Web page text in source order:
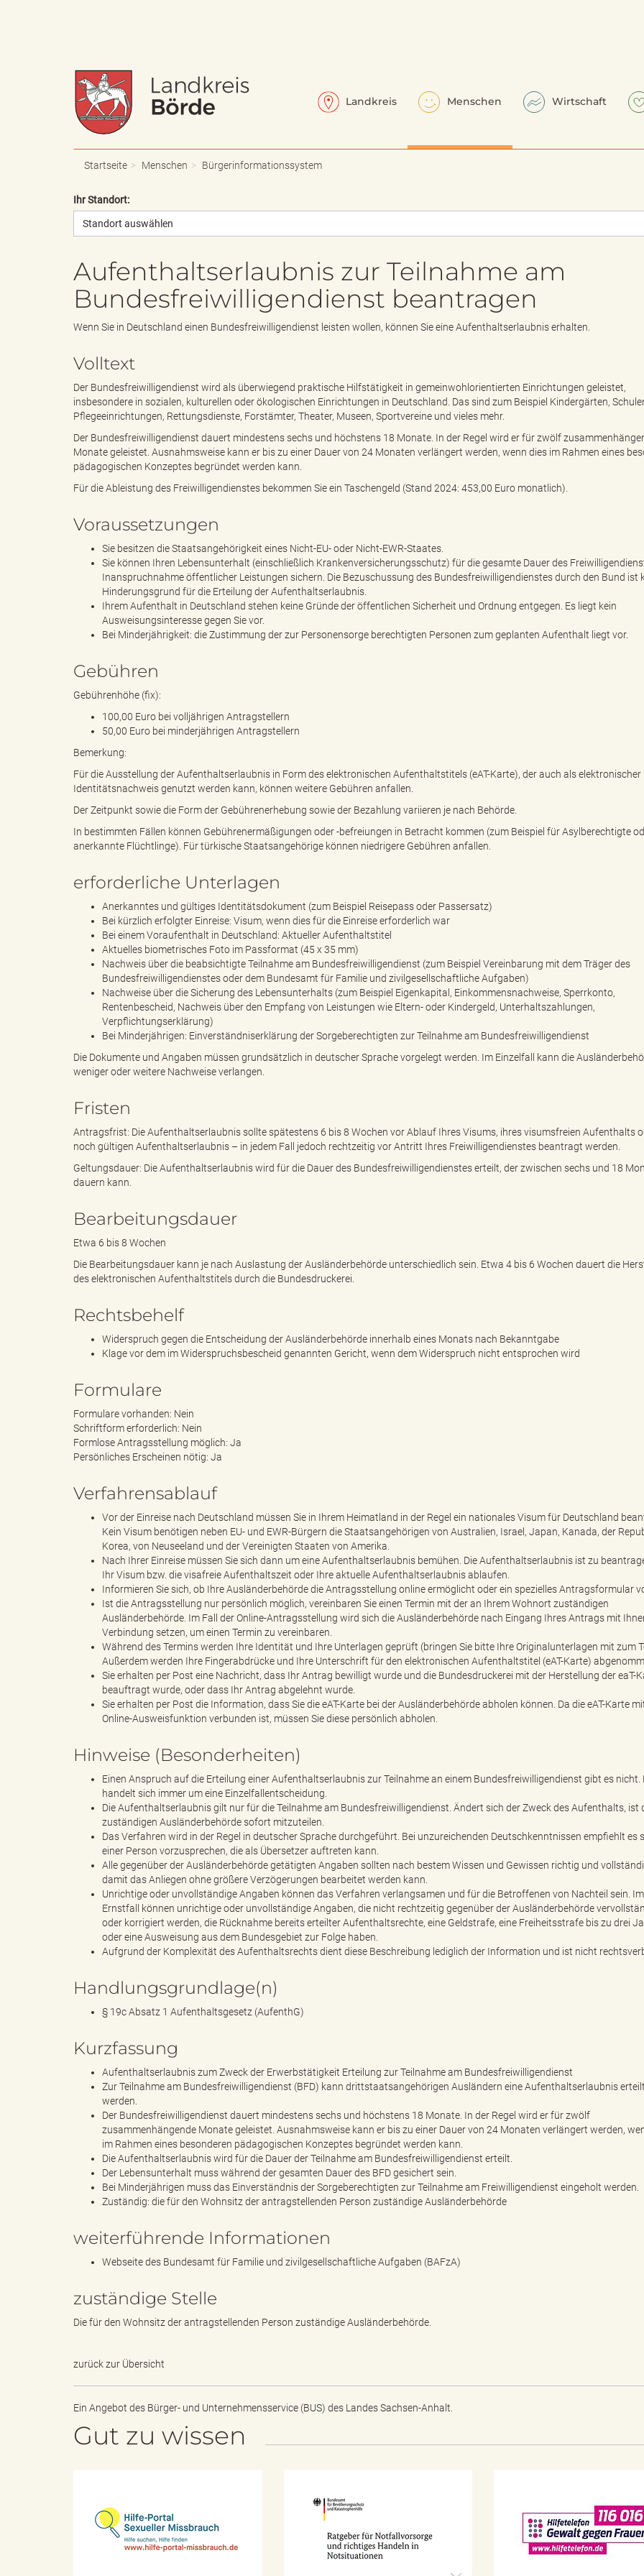
a
p
p
d
e
s
c
r
t
z
u
a
n
r
i
s
r
d
e
.
V
e
r
i
n
k
u
n
Landkreis Menschen Wirtschaft
Startseite Menschen Bürgerinformationssystem
Ihr Standort:
Standort auswählen
Aufenthaltserlaubnis zur Teilnahme am
Bundesfreiwilligendienst beantragen
Wenn Sie in Deutschland einen Bundesfreiwilligendienst leisten wollen, können Sie eine Aufenthaltserlaubnis erhalten.
Volltext
Der Bundesfreiwilligendienst wird als überwiegend praktische Hilfstätigkeit in gemeinwohlorientierten Einrichtungen geleistet,
insbesondere in sozialen, kulturellen oder ökologischen Einrichtungen in Deutschland. Das sind zum Beispiel Kindergärten,
Pflegeeinrichtungen, Rettungsdienste, Forstämter, Theater, Museen, Sportvereine und vieles mehr.
Der Bundesfreiwilligendienst dauert mindestens sechs und höchstens 18 Monate. In der Regel wird er für zwölf
Monate geleistet. Ausnahmsweise kann er bis zu einer Dauer von 24 Monaten verlängert werden, wenn dies im Rahmen eines
pädagogischen Konzeptes begründet werden kann.
Für die Ableistung des Freiwilligendienstes bekommen Sie ein Taschengeld (Stand 2024: 453,00 Euro monatlich).
Voraussetzungen
Sie besitzen die Staatsangehörigkeit eines Nicht-EU- oder Nicht-EWR-Staates.
Sie können Ihren Lebensunterhalt (einschließlich Krankenversicherungsschutz) für die gesamte Dauer des
Inanspruchnahme öffentlicher Leistungen sichern. Die Bezuschussung des Bundesfreiwilligendienstes durch den Bund ist
Hinderungsgrund für die Erteilung der Aufenthaltserlaubnis.
Ihrem Aufenthalt in Deutschland stehen keine Gründe der öffentlichen Sicherheit und Ordnung entgegen. Es liegt kein
Ausweisungsinteresse gegen Sie vor.
Bei Minderjährigkeit: die Zustimmung der zur Personensorge berechtigten Personen zum geplanten Aufenthalt liegt vor.
Gebühren
Gebührenhöhe (fix):
100,00 Euro bei volljährigen Antragstellern
50,00 Euro bei minderjährigen Antragstellern
Bemerkung:
Für die Ausstellung der Aufenthaltserlaubnis in Form des elektronischen Aufenthaltstitels (eAT-Karte), der auch als elektronischer
Identitätsnachweis genutzt werden kann, können weitere Gebühren anfallen.
Der Zeitpunkt sowie die Form der Gebührenerhebung sowie der Bezahlung variieren je nach Behörde.
In bestimmten Fällen können Gebührenermäßigungen oder -befreiungen in Betracht kommen (zum Beispiel für Asylberechtigte
anerkannte Flüchtlinge). Für türkische Staatsangehörige können niedrigere Gebühren anfallen.
erforderliche Unterlagen
Anerkanntes und gültiges Identitätsdokument (zum Beispiel Reisepass oder Passersatz)
Bei kürzlich erfolgter Einreise: Visum, wenn dies für die Einreise erforderlich war
Bei einem Voraufenthalt in Deutschland: Aktueller Aufenthaltstitel
Aktuelles biometrisches Foto im Passformat (45 x 35 mm)
Nachweis über die beabsichtigte Teilnahme am Bundesfreiwilligendienst (zum Beispiel Vereinbarung mit dem Träger des
Bundesfreiwilligendienstes oder dem Bundesamt für Familie und zivilgesellschaftliche Aufgaben)
Nachweise über die Sicherung des Lebensunterhalts (zum Beispiel Eigenkapital, Einkommensnachweise, Sperrkonto,
Rentenbescheid, Nachweis über den Empfang von Leistungen wie Eltern- oder Kindergeld, Unterhaltszahlungen,
Verpflichtungserklärung)
Bei Minderjährigen: Einverständniserklärung der Sorgeberechtigten zur Teilnahme am Bundesfreiwilligendienst
Die Dokumente und Angaben müssen grundsätzlich in deutscher Sprache vorgelegt werden. Im Einzelfall kann die
weniger oder weitere Nachweise verlangen.
Fristen
Antragsfrist: Die Aufenthaltserlaubnis sollte spätestens 6 bis 8 Wochen vor Ablauf Ihres Visums, ihres visumsfreien Aufenthalts
noch gültigen Aufenthaltserlaubnis – in jedem Fall jedoch rechtzeitig vor Antritt Ihres Freiwilligendienstes beantragt werden.
Geltungsdauer: Die Aufenthaltserlaubnis wird für die Dauer des Bundesfreiwilligendienstes erteilt, der zwischen sechs und 18
dauern kann.
Bearbeitungsdauer
Etwa 6 bis 8 Wochen
Die Bearbeitungsdauer kann je nach Auslastung der Ausländerbehörde unterschiedlich sein. Etwa 4 bis 6 Wochen dauert die
des elektronischen Aufenthaltstitels durch die Bundesdruckerei.
Rechtsbehelf
Widerspruch gegen die Entscheidung der Ausländerbehörde innerhalb eines Monats nach Bekanntgabe
Klage vor dem im Widerspruchsbescheid genannten Gericht, wenn dem Widerspruch nicht entsprochen wird
Formulare
Formulare vorhanden: Nein
Schriftform erforderlich: Nein
Formlose Antragsstellung möglich: Ja
Persönliches Erscheinen nötig: Ja
Verfahrensablauf
Vor der Einreise nach Deutschland müssen Sie in Ihrem Heimatland in der Regel ein nationales Visum für Deutschland
Kein Visum benötigen neben EU- und EWR-Bürgern die Staatsangehörigen von Australien, Israel, Japan, Kanada, der
Korea, von Neuseeland und der Vereinigten Staaten von Amerika.
Nach Ihrer Einreise müssen Sie sich dann um eine Aufenthaltserlaubnis bemühen. Die Aufenthaltserlaubnis ist zu
Ihr Visum bzw. die visafreie Aufenthaltszeit oder Ihre aktuelle Aufenthaltserlaubnis ablaufen.
Informieren Sie sich, ob Ihre Ausländerbehörde die Antragsstellung online ermöglicht oder ein spezielles Antragsformular
Ist die Antragsstellung nur persönlich möglich, vereinbaren Sie einen Termin mit der an Ihrem Wohnort zuständigen
Ausländerbehörde. Im Fall der Online-Antragsstellung wird sich die Ausländerbehörde nach Eingang Ihres Antrags mit
Verbindung setzen, um einen Termin zu vereinbaren.
Während des Termins werden Ihre Identität und Ihre Unterlagen geprüft (bringen Sie bitte Ihre Originalunterlagen mit zum
Außerdem werden Ihre Fingerabdrücke und Ihre Unterschrift für den elektronischen Aufenthaltstitel (eAT-Karte)
Sie erhalten per Post eine Nachricht, dass Ihr Antrag bewilligt wurde und die Bundesdruckerei mit der Herstellung der eaT-
beauftragt wurde, oder dass Ihr Antrag abgelehnt wurde.
Sie erhalten per Post die Information, dass Sie die eAT-Karte bei der Ausländerbehörde abholen können. Da die eAT-Karte
Online-Ausweisfunktion verbunden ist, müssen Sie diese persönlich abholen.
Hinweise (Besonderheiten)
Einen Anspruch auf die Erteilung einer Aufenthaltserlaubnis zur Teilnahme an einem Bundesfreiwilligendienst gibt es nicht.
handelt sich immer um eine Einzelfallentscheidung.
Die Aufenthaltserlaubnis gilt nur für die Teilnahme am Bundesfreiwilligendienst. Ändert sich der Zweck des Aufenthalts, ist
zuständigen Ausländerbehörde sofort mitzuteilen.
Das Verfahren wird in der Regel in deutscher Sprache durchgeführt. Bei unzureichenden Deutschkenntnissen empfiehlt es
einer Person vorzusprechen, die als Übersetzer auftreten kann.
Alle gegenüber der Ausländerbehörde getätigten Angaben sollten nach bestem Wissen und Gewissen richtig und
damit das Anliegen ohne größere Verzögerungen bearbeitet werden kann.
Unrichtige oder unvollständige Angaben können das Verfahren verlangsamen und für die Betroffenen von Nachteil sein. Im
Ernstfall können unrichtige oder unvollständige Angaben, die nicht rechtzeitig gegenüber der Ausländerbehörde
oder korrigiert werden, die Rücknahme bereits erteilter Aufenthaltsrechte, eine Geldstrafe, eine Freiheitsstrafe bis zu drei
oder eine Ausweisung aus dem Bundesgebiet zur Folge haben.
Aufgrund der Komplexität des Aufenthaltsrechts dient diese Beschreibung lediglich der Information und ist nicht
Handlungsgrundlage(n)
§ 19c Absatz 1 Aufenthaltsgesetz (AufenthG)
Kurzfassung
Aufenthaltserlaubnis zum Zweck der Erwerbstätigkeit Erteilung zur Teilnahme am Bundesfreiwilligendienst
Zur Teilnahme am Bundesfreiwilligendienst (BFD) kann drittstaatsangehörigen Ausländern eine Aufenthaltserlaubnis
werden.
Der Bundesfreiwilligendienst dauert mindestens sechs und höchstens 18 Monate. In der Regel wird er für zwölf
zusammenhängende Monate geleistet. Ausnahmsweise kann er bis zu einer Dauer von 24 Monaten verlängert werden,
im Rahmen eines besonderen pädagogischen Konzeptes begründet werden kann.
Die Aufenthaltserlaubnis wird für die Dauer der Teilnahme am Bundesfreiwilligendienst erteilt.
Der Lebensunterhalt muss während der gesamten Dauer des BFD gesichert sein.
Bei Minderjährigen muss das Einverständnis der Sorgeberechtigten zur Teilnahme am Freiwilligendienst eingeholt werden.
Zuständig: die für den Wohnsitz der antragstellenden Person zuständige Ausländerbehörde
weiterführende Informationen
Webseite des Bundesamt für Familie und zivilgesellschaftliche Aufgaben (BAFzA)
zuständige Stelle
Die für den Wohnsitz der antragstellenden Person zuständige Ausländerbehörde.
zurück zur Übersicht
Ein Angebot des Bürger- und Unternehmensservice (BUS) des Landes Sachsen-Anhalt.
Gut zu wissen